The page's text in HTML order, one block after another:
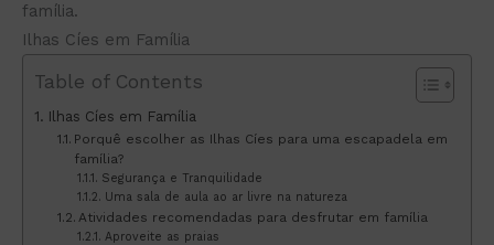
família.
Ilhas Cíes em Família
Table of Contents
Ilhas Cíes em Família
Porquê escolher as Ilhas Cíes para uma escapadela em
família?
Segurança e Tranquilidade
Uma sala de aula ao ar livre na natureza
Atividades recomendadas para desfrutar em família
Aproveite as praias